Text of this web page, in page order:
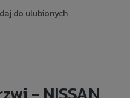
do ulubionych